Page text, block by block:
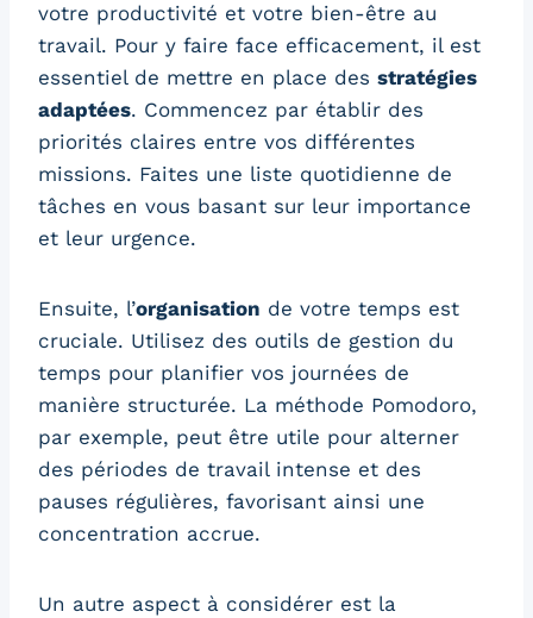
votre productivité et votre bien-être au
travail. Pour y faire face efficacement, il est
essentiel de mettre en place des stratégies
adaptées. Commencez par établir des
priorités claires entre vos différentes
missions. Faites une liste quotidienne de
tâches en vous basant sur leur importance
et leur urgence.
Ensuite, l’organisation de votre temps est
cruciale. Utilisez des outils de gestion du
temps pour planifier vos journées de
manière structurée. La méthode Pomodoro,
par exemple, peut être utile pour alterner
des périodes de travail intense et des
pauses régulières, favorisant ainsi une
concentration accrue.
Un autre aspect à considérer est la